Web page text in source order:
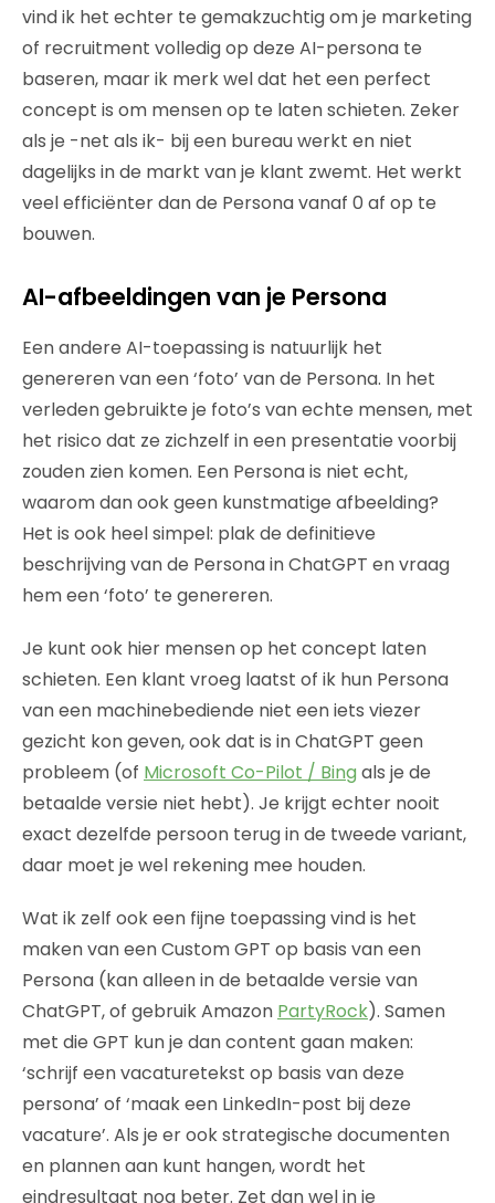
vind ik het echter te gemakzuchtig om je marketing
of recruitment volledig op deze AI-persona te
baseren, maar ik merk wel dat het een perfect
concept is om mensen op te laten schieten. Zeker
als je -net als ik- bij een bureau werkt en niet
dagelijks in de markt van je klant zwemt. Het werkt
veel efficiënter dan de Persona vanaf 0 af op te
bouwen.
AI-afbeeldingen van je Persona
Een andere AI-toepassing is natuurlijk het
genereren van een ‘foto’ van de Persona. In het
verleden gebruikte je foto’s van echte mensen, met
het risico dat ze zichzelf in een presentatie voorbij
zouden zien komen. Een Persona is niet echt,
waarom dan ook geen kunstmatige afbeelding?
Het is ook heel simpel: plak de definitieve
beschrijving van de Persona in ChatGPT en vraag
hem een ‘foto’ te genereren.
Je kunt ook hier mensen op het concept laten
schieten. Een klant vroeg laatst of ik hun Persona
van een machinebediende niet een iets viezer
gezicht kon geven, ook dat is in ChatGPT geen
probleem (of Microsoft Co-Pilot / Bing als je de
betaalde versie niet hebt). Je krijgt echter nooit
exact dezelfde persoon terug in de tweede variant,
daar moet je wel rekening mee houden.
Wat ik zelf ook een fijne toepassing vind is het
maken van een Custom GPT op basis van een
Persona (kan alleen in de betaalde versie van
ChatGPT, of gebruik Amazon PartyRock). Samen
met die GPT kun je dan content gaan maken:
‘schrijf een vacaturetekst op basis van deze
persona’ of ‘maak een LinkedIn-post bij deze
vacature’. Als je er ook strategische documenten
en plannen aan kunt hangen, wordt het
eindresultaat nog beter. Zet dan wel in je